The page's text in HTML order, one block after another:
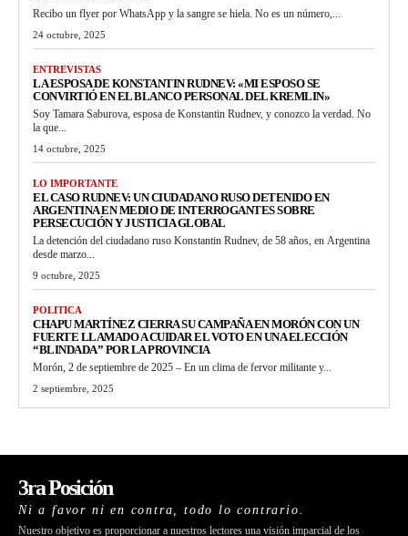
Recibo un flyer por WhatsApp y la sangre se hiela. No es un número,...
24 octubre, 2025
ENTREVISTAS
LA ESPOSA DE KONSTANTIN RUDNEV: «MI ESPOSO SE
CONVIRTIÓ EN EL BLANCO PERSONAL DEL KREMLIN»
Soy Tamara Saburova, esposa de Konstantin Rudnev, y conozco la verdad. No
la que...
14 octubre, 2025
LO IMPORTANTE
EL CASO RUDNEV: UN CIUDADANO RUSO DETENIDO EN
ARGENTINA EN MEDIO DE INTERROGANTES SOBRE
PERSECUCIÓN Y JUSTICIA GLOBAL
La detención del ciudadano ruso Konstantin Rudnev, de 58 años, en Argentina
desde marzo...
9 octubre, 2025
POLITICA
CHAPU MARTÍNEZ CIERRA SU CAMPAÑA EN MORÓN CON UN
FUERTE LLAMADO A CUIDAR EL VOTO EN UNA ELECCIÓN
“BLINDADA” POR LA PROVINCIA
Morón, 2 de septiembre de 2025 – En un clima de fervor militante y...
2 septiembre, 2025
3ra Posición
Ni a favor ni en contra, todo lo contrario.
Nuestro objetivo es proporcionar a nuestros lectores una visión imparcial de los